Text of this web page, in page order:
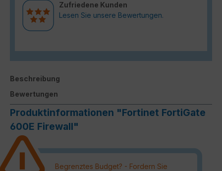
Zufriedene Kunden
Lesen Sie unsere Bewertungen.
Beschreibung
Bewertungen
Produktinformationen "Fortinet FortiGate
600E Firewall"
Begrenztes Budget? - Fordern Sie